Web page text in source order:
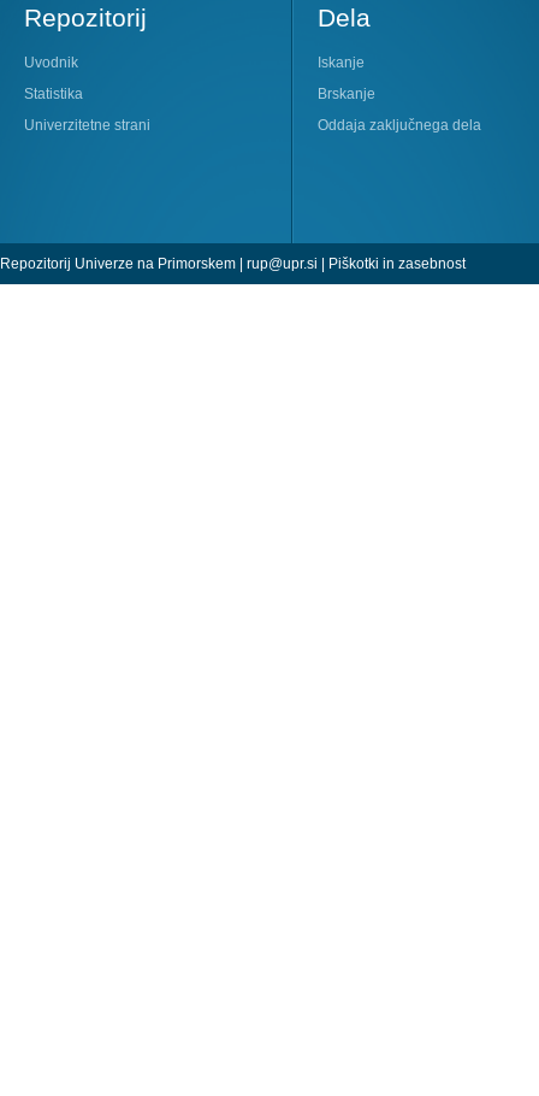
Repozitorij
Uvodnik
Statistika
Univerzitetne strani
Dela
Iskanje
Brskanje
Oddaja zaključnega dela
Repozitorij Univerze na Primorskem | rup@upr.si Piškotki in zasebnost